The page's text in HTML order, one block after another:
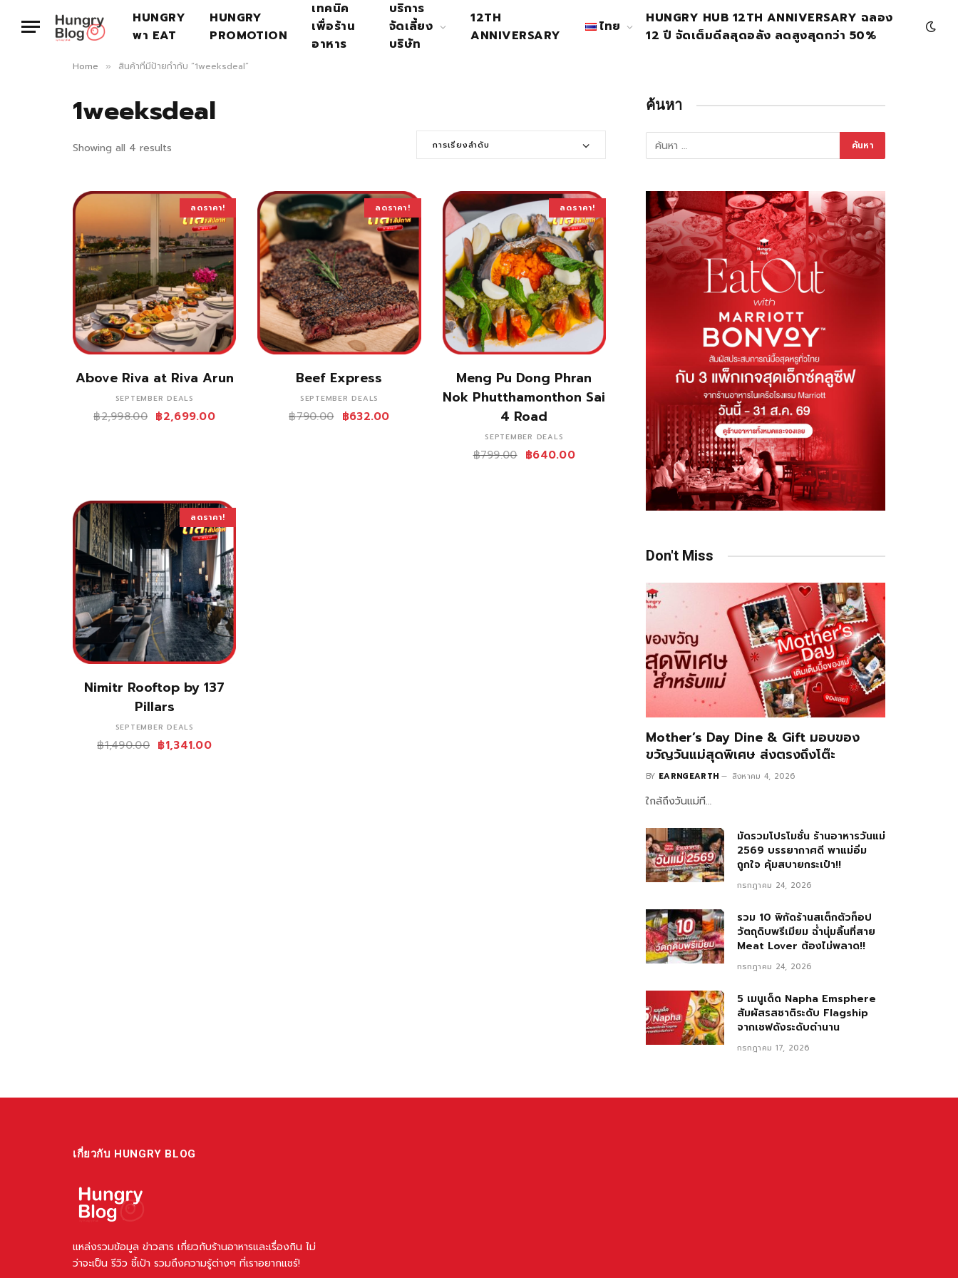
HUNGRY
พา EAT
HUNGRY
PROMOTION
เทคนิค
เพื่อร้าน
อาหาร
บริการ
จัดเลี้ยง
บริษัท
12TH
ANNIVERSARY
ไทย
HUNGRY HUB 12TH ANNIVERSARY ฉลอง
12 ปี จัดเต็มดีลสุดอลัง ลดสูงสุดกว่า 50%
Home » สินค้าที่มีป้ายกำกับ “1weeksdeal”
1weeksdeal
Showing all 4 results การเรียงลำดับ
ลดราคา!
Above Riva at Riva Arun
SEPTEMBER DEALS
฿2,998.00 ฿2,699.00
ลดราคา!
Beef Express
SEPTEMBER DEALS
฿790.00 ฿632.00
ลดราคา!
Meng Pu Dong Phran
Nok Phutthamonthon Sai
4 Road
SEPTEMBER DEALS
฿799.00 ฿640.00
ลดราคา!
Nimitr Rooftop by 137
Pillars
SEPTEMBER DEALS
฿1,490.00 ฿1,341.00
ค้นหา
Don't Miss
Mother’s Day Dine & Gift มอบของ
ขวัญวันแม่สุดพิเศษ ส่งตรงถึงโต๊ะ
BY EARNGEARTH สิงหาคม 4, 2026
ใกล้ถึงวันแม่ที…
มัดรวมโปรโมชั่น ร้านอาหารวันแม่
2569 บรรยากาศดี พาแม่อิ่ม
ถูกใจ คุ้มสบายกระเป๋า!!
กรกฎาคม 24, 2026
รวม 10 พิกัดร้านสเต็กตัวท็อป
วัตถุดิบพรีเมียม ฉ่ำนุ่มลิ้นที่สาย
Meat Lover ต้องไม่พลาด!!
กรกฎาคม 24, 2026
5 เมนูเด็ด Napha Emsphere
สัมผัสรสชาติระดับ Flagship
จากเชฟดังระดับตำนาน
กรกฎาคม 17, 2026
เกี่ยวกับ HUNGRY BLOG
แหล่งรวมข้อมูล ข่าวสาร เกี่ยวกับร้านอาหารและเรื่องกิน ไม่
ว่าจะเป็น รีวิว ชี้เป้า รวมถึงความรู้ต่างๆ ที่เราอยากแชร์!